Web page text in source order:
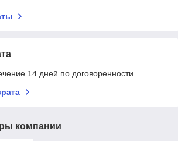
14 дней по договоренности
компании